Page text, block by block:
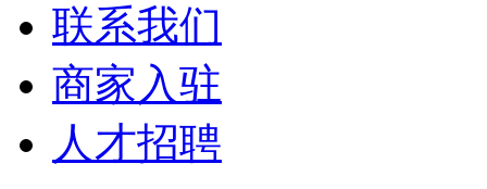
联系我们
商家入驻
人才招聘